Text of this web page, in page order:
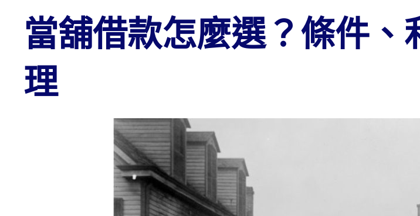
當舖借款怎麼選？條件
理